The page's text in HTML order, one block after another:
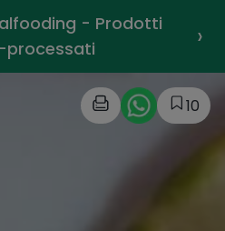
- Prodotti
processati
›
10